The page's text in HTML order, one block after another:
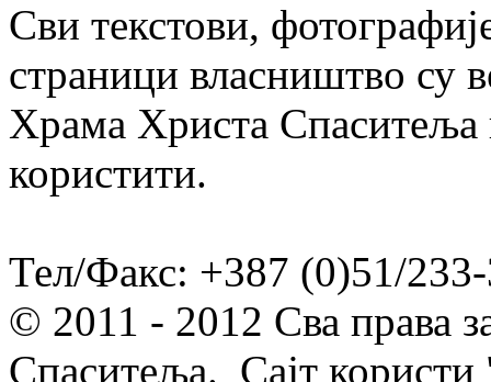
Сви текстови,
страници власништво су
Храма Христа Спаситеља
користити.
Тел/Факс: +387 (0)51/
© 2011 - 2012 Сва права
Спаситеља. Сајт